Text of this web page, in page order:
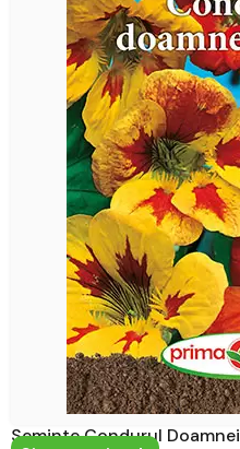
Seminte Condurul Doamnei